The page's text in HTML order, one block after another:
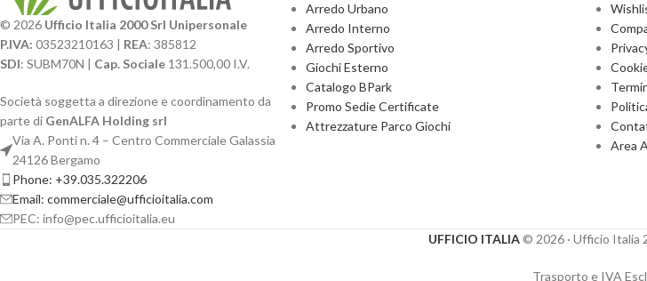
© 2026 Ufficio Italia 2000 Srl Unipersonale
P.IVA: 03523210163 | REA: 385812
SDI: SUBM70N | Cap. Sociale 131.500,00 I.V.
Società soggetta a direzione e coordinamento da
parte di GenALFA Holding srl
Via A. Ponti n. 4 – Centro Commerciale Galassia
24126 Bergamo
Phone: +39.035.322206
Email: commerciale@ufficioitalia.com
PEC: info@pec.ufficioitalia.eu
Arredo Urbano
Arredo Interno
Arredo Sportivo
Giochi Esterno
Catalogo BPark
Promo Sedie Certificate
Attrezzature Parco Giochi
Area
UFFICIO ITALIA © 2026· Ufficio Italia
Trasporto e IVA